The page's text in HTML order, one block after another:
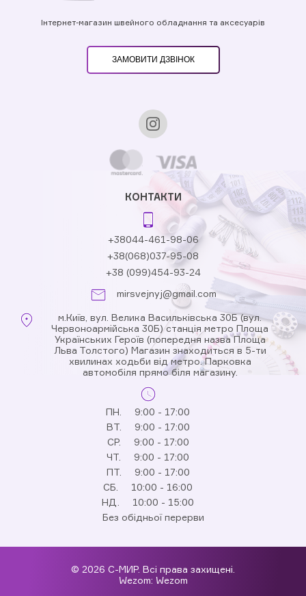
Інтернет-магазин швейного обладнання та аксесуарів
ЗАМОВИТИ ДЗВІНОК
КОНТАКТИ
+38044-461-98-06
+38(068)037-95-08
+38 (099)454-93-24
mirsvejnyj@gmail.com
м.Київ, вул. Велика Васильківська 30Б (вул.
Червоноармійська 30Б) станція метро Площа
Українських Героїв (попередня назва Площа
Льва Толстого) Магазин знаходиться в 5-ти
хвилинах ходьби від метро. Парковка
автомобіля прямо біля магазину.
ПН.
9:00 - 17:00
ВТ.
9:00 - 17:00
СР.
9:00 - 17:00
ЧТ.
9:00 - 17:00
ПТ.
9:00 - 17:00
СБ.
10:00 - 16:00
НД.
10:00 - 15:00
Без обідньої перерви
© 2026 С-МИР. Всі права захищені.
Wezom: Wezom